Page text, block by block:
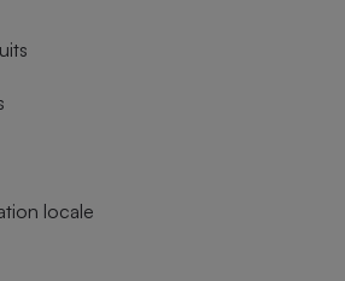
locale